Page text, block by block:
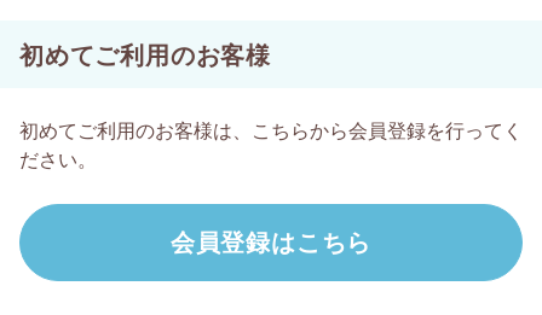
初めてご利用のお客様
初めてご利用のお客様は、こちらから会員登録を行ってく
ださい。